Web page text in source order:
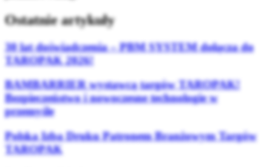
Ostatnie artykuły
30 lat doświadczenia – PBM SYSTEM dołącza do
TAROPAK 2026!
BAMBARRIER wystawcą targów TAROPAK!
Bezpieczeństwo i nowoczesne technologie w
przemyśle
Polska Izba Druku Patronem Branżowym Targów
TAROPAK